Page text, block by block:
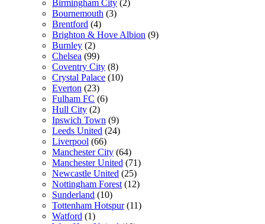
Birmingham City (2)
Bournemouth (3)
Brentford (4)
Brighton & Hove Albion (9)
Burnley (2)
Chelsea (99)
Coventry City (8)
Crystal Palace (10)
Everton (23)
Fulham FC (6)
Hull City (2)
Ipswich Town (9)
Leeds United (24)
Liverpool (66)
Manchester City (64)
Manchester United (71)
Newcastle United (25)
Nottingham Forest (12)
Sunderland (10)
Tottenham Hotspur (11)
Watford (1)